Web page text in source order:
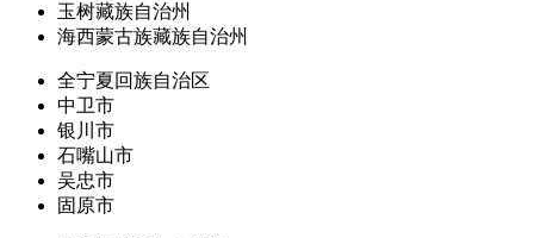
玉树藏族自治州
海西蒙古族藏族自治州
全宁夏回族自治区
中卫市
银川市
石嘴山市
吴忠市
固原市